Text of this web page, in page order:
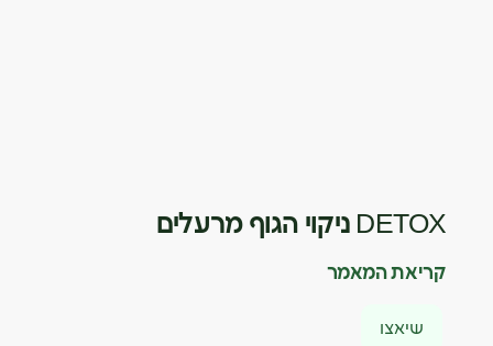
DETOX ניקוי הגוף מרעלים
קריאת המאמר
שיאצו